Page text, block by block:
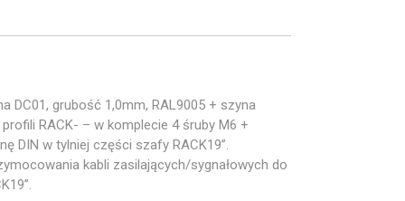
DC01, grubość 1,0mm, RAL9005 + szyna
RACK- – w komplecie 4 śruby M6 +
DIN w tylniej części szafy RACK19”.
kabli zasilających/sygnałowych do